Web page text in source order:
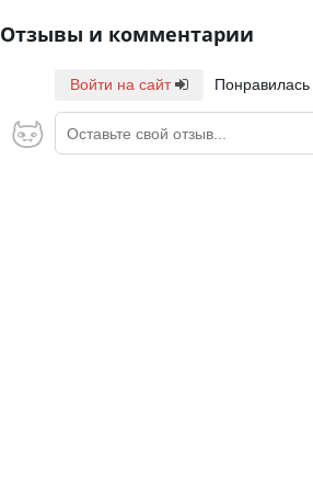
Отзывы и комментарии
Войти на сайт Понравилась
Оставьте свой отзыв...